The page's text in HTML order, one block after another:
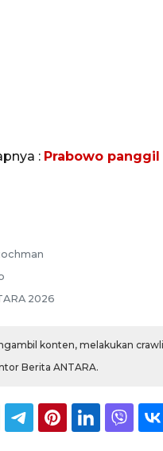
: Prabowo
2026
konten, melakukan
Berita ANTARA.